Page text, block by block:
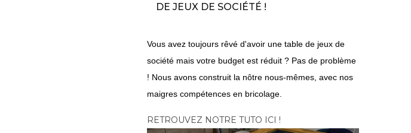
DE JEUX DE SOCIÉTÉ !
Vous avez toujours rêvé d'avoir une table de jeux de
société mais votre budget est réduit ? Pas de problème
! Nous avons construit la nôtre nous-mêmes, avec nos
maigres compétences en bricolage.
RETROUVEZ NOTRE TUTO ICI !